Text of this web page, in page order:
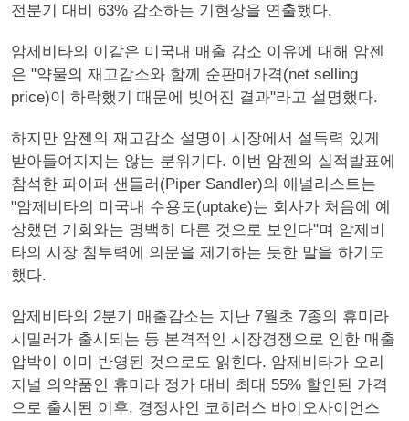
전분기 대비 63% 감소하는 기현상을 연출했다.
암제비타의 이같은 미국내 매출 감소 이유에 대해 암젠
은 "약물의 재고감소와 함께 순판매가격(net selling
price)이 하락했기 때문에 빚어진 결과"라고 설명했다.
하지만 암젠의 재고감소 설명이 시장에서 설득력 있게
받아들여지지는 않는 분위기다. 이번 암젠의 실적발표에
참석한 파이퍼 샌들러(Piper Sandler)의 애널리스트는
"암제비타의 미국내 수용도(uptake)는 회사가 처음에 예
상했던 기회와는 명백히 다른 것으로 보인다"며 암제비
타의 시장 침투력에 의문을 제기하는 듯한 말을 하기도
했다.
암제비타의 2분기 매출감소는 지난 7월초 7종의 휴미라
시밀러가 출시되는 등 본격적인 시장경쟁으로 인한 매출
압박이 이미 반영된 것으로도 읽힌다. 암제비타가 오리
지널 의약품인 휴미라 정가 대비 최대 55% 할인된 가격
으로 출시된 이후, 경쟁사인 코히러스 바이오사이언스